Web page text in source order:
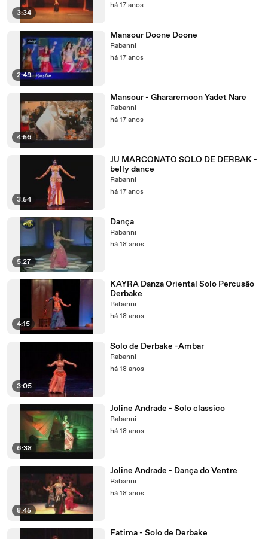
3:34
há 17 anos
2:49
Mansour Doone Doone
Rabanni
há 17 anos
4:56
Mansour - Ghararemoon Yadet Nare
Rabanni
há 17 anos
3:54
JU MARCONATO SOLO DE DERBAK -
belly dance
Rabanni
há 17 anos
5:27
Dança
Rabanni
há 18 anos
4:15
KAYRA Danza Oriental Solo Percusão
Derbake
Rabanni
há 18 anos
3:05
Solo de Derbake -Ambar
Rabanni
há 18 anos
6:38
Joline Andrade - Solo classico
Rabanni
há 18 anos
8:45
Joline Andrade - Dança do Ventre
Rabanni
há 18 anos
Fatima - Solo de Derbake